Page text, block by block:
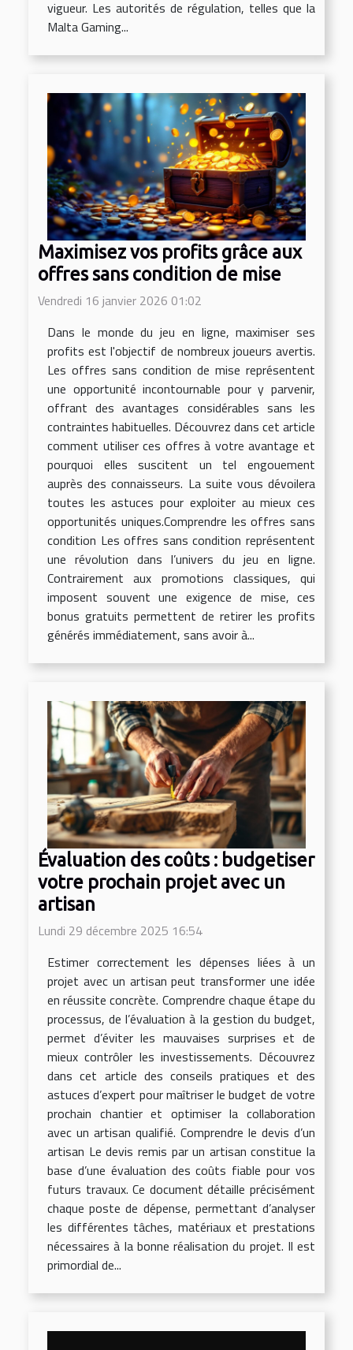
vigueur. Les autorités de régulation, telles que la
Malta Gaming...
Maximisez vos profits grâce aux
offres sans condition de mise
Vendredi 16 janvier 2026 01:02
Dans le monde du jeu en ligne, maximiser ses
profits est l'objectif de nombreux joueurs avertis.
Les offres sans condition de mise représentent
une opportunité incontournable pour y parvenir,
offrant des avantages considérables sans les
contraintes habituelles. Découvrez dans cet article
comment utiliser ces offres à votre avantage et
pourquoi elles suscitent un tel engouement
auprès des connaisseurs. La suite vous dévoilera
toutes les astuces pour exploiter au mieux ces
opportunités uniques.Comprendre les offres sans
condition Les offres sans condition représentent
une révolution dans l’univers du jeu en ligne.
Contrairement aux promotions classiques, qui
imposent souvent une exigence de mise, ces
bonus gratuits permettent de retirer les profits
générés immédiatement, sans avoir à...
Évaluation des coûts : budgetiser
votre prochain projet avec un
artisan
Lundi 29 décembre 2025 16:54
Estimer correctement les dépenses liées à un
projet avec un artisan peut transformer une idée
en réussite concrète. Comprendre chaque étape du
processus, de l’évaluation à la gestion du budget,
permet d’éviter les mauvaises surprises et de
mieux contrôler les investissements. Découvrez
dans cet article des conseils pratiques et des
astuces d’expert pour maîtriser le budget de votre
prochain chantier et optimiser la collaboration
avec un artisan qualifié. Comprendre le devis d’un
artisan Le devis remis par un artisan constitue la
base d’une évaluation des coûts fiable pour vos
futurs travaux. Ce document détaille précisément
chaque poste de dépense, permettant d’analyser
les différentes tâches, matériaux et prestations
nécessaires à la bonne réalisation du projet. Il est
primordial de...